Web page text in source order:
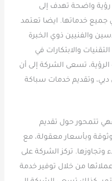
واضحة تهدف إلى
جميع خدماتها. ايضا تعتمد
والفنيين ذوي الخبرة
والابتكارات في
تسعى الشركة إلى أن
دبي، وتقديم خدمات سباكة
تتمحور حول تقديم
وبأسعار معقولة، مع
وتجاوزها. تركز الشركة على
من خلال توفير خدمة